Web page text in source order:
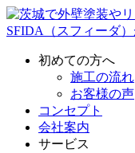
初めての方へ
施工の流れ
お客様の声
コンセプト
会社案内
サービス